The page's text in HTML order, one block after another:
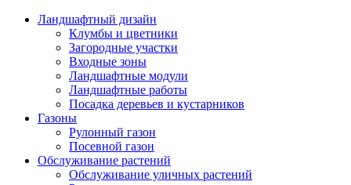
Ландшафтный дизайн
Клумбы и цветники
Загородные участки
Входные зоны
Ландшафтные модули
Ландшафтные работы
Посадка деревьев и кустарников
Газоны
Рулонный газон
Посевной газон
Обслуживание растений
Обслуживание уличных растений